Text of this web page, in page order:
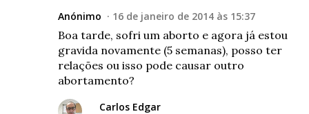
Anónimo 16 de janeiro de 2014 às 15:37
Boa tarde, sofri um aborto e agora já estou
gravida novamente (5 semanas), posso ter
relações ou isso pode causar outro
abortamento?
Carlos Edgar